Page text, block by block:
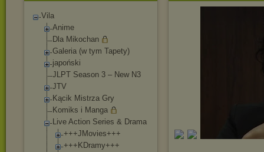
Vila
Anime
Dla Mikochan
Galeria (w tym Tapety)
japoński
JLPT Season 3 – New N3
JTV
Kącik Mistrza Gry
Komiks i Manga
Live Action Series & Drama
+++JMovies+++
+++KDramy+++